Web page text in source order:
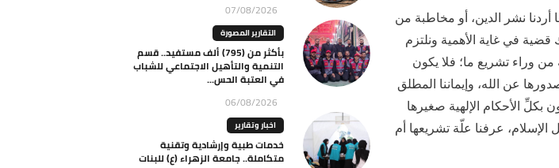
نشر الدين، أو مخاطبة من
قضية في غاية الأهمية ونلتزم
من وراء تشريع ما؛ فلا يكون
عن الله، وإيماننا المطلق
بكلِّ الأحكام الإلهية صغيرها
عرفنا علّة تشريعها أم
07/08/2026
التقارير المصورة
بأكثر من (795) ألف مستفيد.. قسم
التنمية والتأهيل الاجتماعي للشباب
في العتبة الحس...
06/08/2026
اخبار وتقارير
خدمات طبية وإرشادية وتقنية
متكاملة.. جامعة الزهراء (ع) للبنات